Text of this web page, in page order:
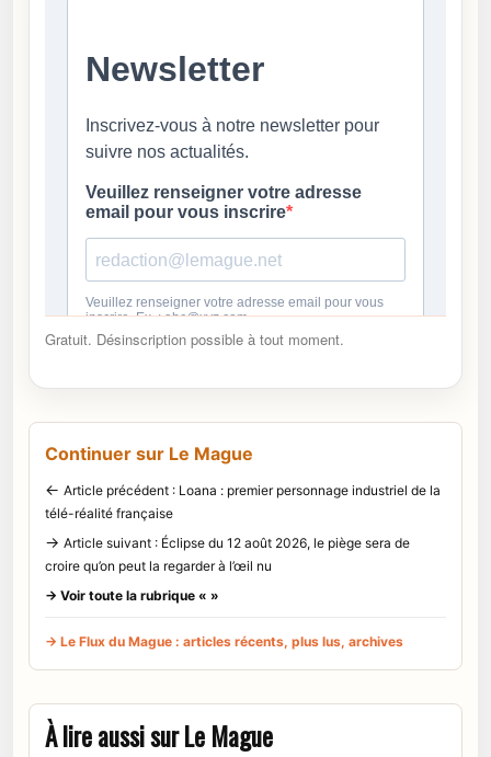
Gratuit. Désinscription possible à tout moment.
Continuer sur Le Mague
← Article précédent : Loana : premier personnage industriel de la
télé-réalité française
→ Article suivant : Éclipse du 12 août 2026, le piège sera de
croire qu’on peut la regarder à l’œil nu
→ Voir toute la rubrique « »
→ Le Flux du Mague : articles récents, plus lus, archives
À lire aussi sur Le Mague